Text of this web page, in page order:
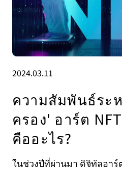
2024.03.11
ความสัมพันธ์ระ
ครอง' อาร์ต
คืออะไร?
ในช่วงปีที่ผ่านมา ดิจิทัลอา